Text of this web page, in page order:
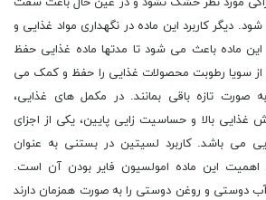
دیگر کاربرد این ماده در نگهداری مواد غذایی و
ماده باعث می شود تا مدتها ماده غذایی حفظ
سویا رطوبت محصولات غذایی را حفظ و کمک می
صورت تازه باقی بمانند. در مکمل های غذایی،
غذایی بالا و حساسیت زایی پایین، یکی از اجزای
می باشد. کاربرد لسیتین در بستنی به عنوان
اهمیت این ماده امولسیون فایر بودن آن است.
دوستی و روغن دوستی را به صورت همزمان دارند